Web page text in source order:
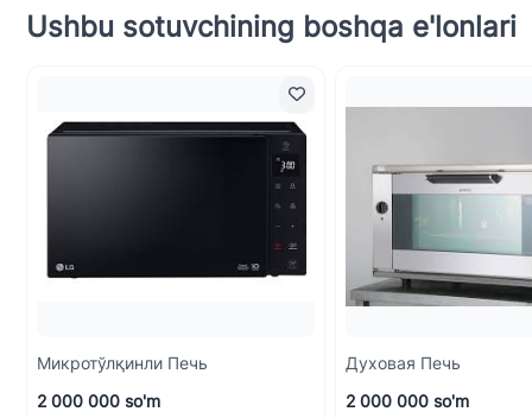
Ushbu sotuvchining boshqa e'lonlari
Микротўлқинли Печь
2 000 000 so'm
Духовая Печь
2 000 000 so'm